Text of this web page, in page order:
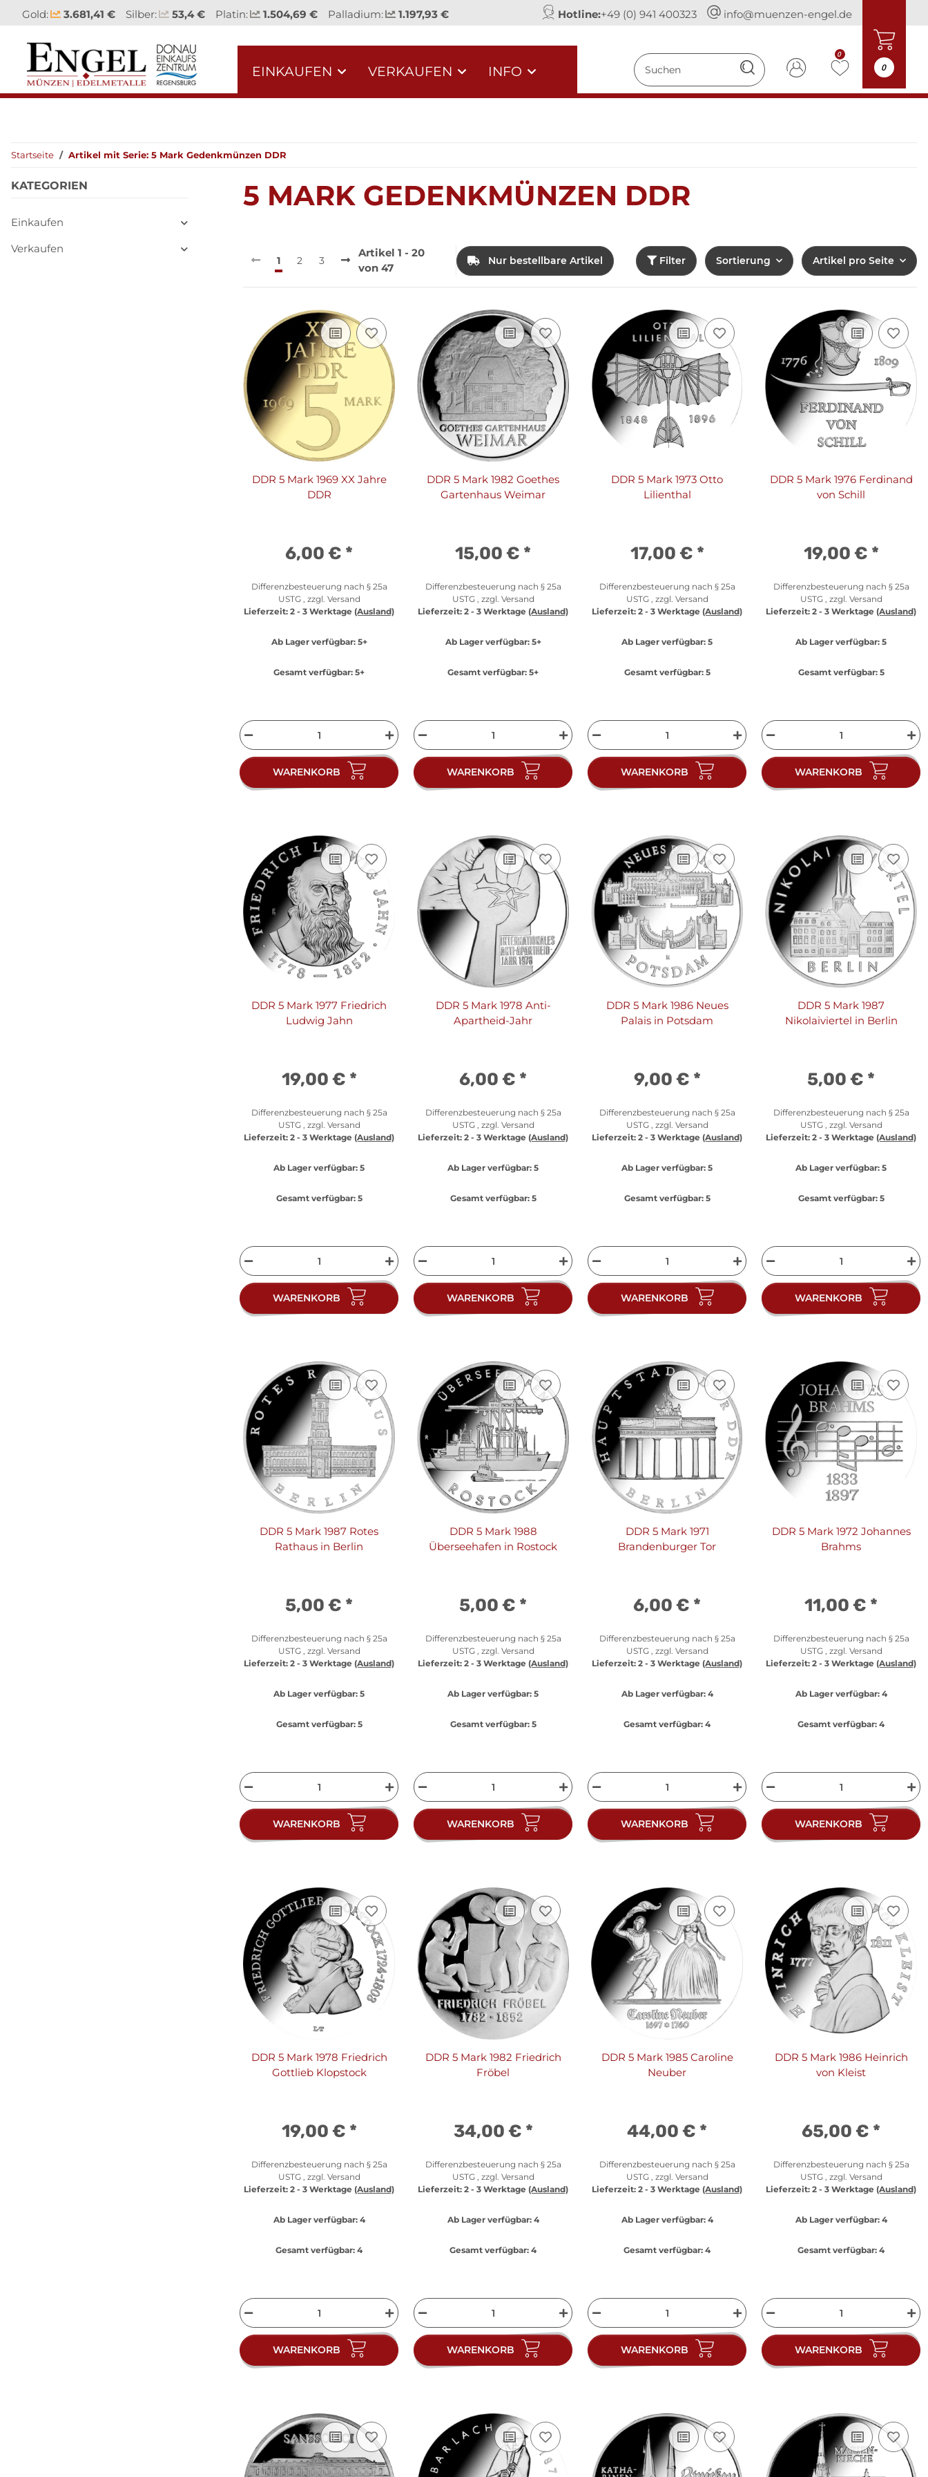
Gold: 3.681,41 € Silber: 53,4 € Platin: 1.504,69 € Palladium: 1.197,93 € Hotline:+49 (0) 941 400323 info@muenzen-engel.de
0
0
EINKAUFEN VERKAUFEN INFO
Startseite Artikel mit Serie: 5 Mark Gedenkmünzen DDR
5 MARK GEDENKMÜNZEN DDR
Nur bestellbare Artikel Filter Sortierung Artikel pro Seite
Artikel 1 - 20
von 47
1 2 3
DDR 5 Mark 1969 XX Jahre
DDR
6,00 € *
Differenzbesteuerung nach § 25a
USTG , zzgl. Versand
Lieferzeit: 2 - 3 Werktage (Ausland)
Ab Lager verfügbar:5+
Gesamt verfügbar: 5+
WARENKORB
DDR 5 Mark 1982 Goethes
Gartenhaus Weimar
15,00 € *
Differenzbesteuerung nach § 25a
USTG , zzgl. Versand
Lieferzeit: 2 - 3 Werktage (Ausland)
Ab Lager verfügbar:5+
Gesamt verfügbar: 5+
WARENKORB
DDR 5 Mark 1973 Otto
Lilienthal
17,00 € *
Differenzbesteuerung nach § 25a
USTG , zzgl. Versand
Lieferzeit: 2 - 3 Werktage (Ausland)
Ab Lager verfügbar: 5
Gesamt verfügbar:5
WARENKORB
DDR 5 Mark 1976 Ferdinand
von Schill
19,00 € *
Differenzbesteuerung nach § 25a
USTG , zzgl. Versand
Lieferzeit: 2 - 3 Werktage (Ausland)
Ab Lager verfügbar: 5
Gesamt verfügbar:5
WARENKORB
DDR 5 Mark 1977 Friedrich
Ludwig Jahn
19,00 € *
Differenzbesteuerung nach § 25a
USTG , zzgl. Versand
Lieferzeit: 2 - 3 Werktage (Ausland)
Ab Lager verfügbar: 5
Gesamt verfügbar:5
WARENKORB
DDR 5 Mark 1978 Anti-
Apartheid-Jahr
6,00 € *
Differenzbesteuerung nach § 25a
USTG , zzgl. Versand
Lieferzeit: 2 - 3 Werktage (Ausland)
Ab Lager verfügbar: 5
Gesamt verfügbar:5
WARENKORB
DDR 5 Mark 1986 Neues
Palais in Potsdam
9,00 € *
Differenzbesteuerung nach § 25a
USTG , zzgl. Versand
Lieferzeit: 2 - 3 Werktage (Ausland)
Ab Lager verfügbar: 5
Gesamt verfügbar:5
WARENKORB
DDR 5 Mark 1987
Nikolaiviertel in Berlin
5,00 € *
Differenzbesteuerung nach § 25a
USTG , zzgl. Versand
Lieferzeit: 2 - 3 Werktage (Ausland)
Ab Lager verfügbar: 5
Gesamt verfügbar:5
WARENKORB
DDR 5 Mark 1987 Rotes
Rathaus in Berlin
5,00 € *
Differenzbesteuerung nach § 25a
USTG , zzgl. Versand
Lieferzeit: 2 - 3 Werktage (Ausland)
Ab Lager verfügbar: 5
Gesamt verfügbar:5
WARENKORB
DDR 5 Mark 1988
Überseehafen in Rostock
5,00 € *
Differenzbesteuerung nach § 25a
USTG , zzgl. Versand
Lieferzeit: 2 - 3 Werktage (Ausland)
Ab Lager verfügbar: 5
Gesamt verfügbar:5
WARENKORB
DDR 5 Mark 1971
Brandenburger Tor
6,00 € *
Differenzbesteuerung nach § 25a
USTG , zzgl. Versand
Lieferzeit: 2 - 3 Werktage (Ausland)
Ab Lager verfügbar:4
Gesamt verfügbar: 4
WARENKORB
DDR 5 Mark 1972 Johannes
Brahms
11,00 € *
Differenzbesteuerung nach § 25a
USTG , zzgl. Versand
Lieferzeit: 2 - 3 Werktage (Ausland)
Ab Lager verfügbar:4
Gesamt verfügbar: 4
WARENKORB
DDR 5 Mark 1978 Friedrich
Gottlieb Klopstock
19,00 € *
Differenzbesteuerung nach § 25a
USTG , zzgl. Versand
Lieferzeit: 2 - 3 Werktage (Ausland)
Ab Lager verfügbar:4
Gesamt verfügbar: 4
WARENKORB
DDR 5 Mark 1982 Friedrich
Fröbel
34,00 € *
Differenzbesteuerung nach § 25a
USTG , zzgl. Versand
Lieferzeit: 2 - 3 Werktage (Ausland)
Ab Lager verfügbar:4
Gesamt verfügbar: 4
WARENKORB
DDR 5 Mark 1985 Caroline
Neuber
44,00 € *
Differenzbesteuerung nach § 25a
USTG , zzgl. Versand
Lieferzeit: 2 - 3 Werktage (Ausland)
Ab Lager verfügbar:4
Gesamt verfügbar: 4
WARENKORB
DDR 5 Mark 1986 Heinrich
von Kleist
65,00 € *
Differenzbesteuerung nach § 25a
USTG , zzgl. Versand
Lieferzeit: 2 - 3 Werktage (Ausland)
Ab Lager verfügbar:4
Gesamt verfügbar: 4
WARENKORB
KATEGORIEN
Einkaufen
Verkaufen